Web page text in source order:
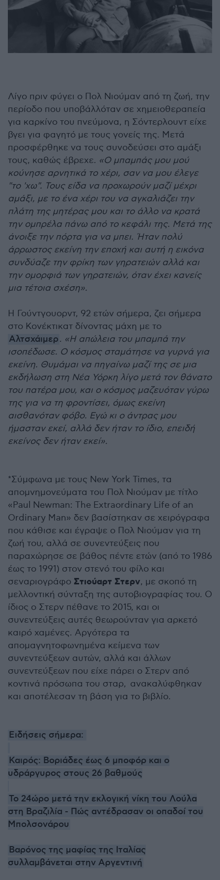
Λίγο πριν φύγει ο Πολ Νιούμαν από τη ζωή, την
περίοδο που υποβάλλόταν σε χημειοθεραπεία
για καρκίνο του πνεύμονα, η Σόντερλουντ είχε
βγει για φαγητό με τους γονείς της. Μετά
προσφέρθηκε να τους συνοδεύσει στο αμάξι
τους, καθώς έβρεχε. «Ο μπαμπάς μου μού
κούνησε αρνητικά το χέρι, σαν να μου έλεγε
"το 'χω". Τους είδα να προχωρούν μαζί μέχρι
αμάξι, με το ένα χέρι του να αγκαλιάζει την
πλάτη της μητέρας μου και το άλλο να κρατά
την ομπρέλα πάνω από το κεφάλι της. Μετά της
άνοιξε την πόρτα για να μπει. Ήταν πολύ
άρρωστος εκείνη την εποχή και αυτή η εικόνα
συνδύαζε την φρίκη των γηρατειών αλλά και
την ομορφιά των γηρατειών, όταν έχει κανείς
μια τέτοια σχέση».
Η Γούντγουορντ, 92 ετών σήμερα, ζει σήμερα
στο Κονέκτικατ δίνοντας μάχη με το
Αλτσχάιμερ. «Η απώλεια του μπαμπά την
ισοπέδωσε. Ο κόσμος σταμάτησε να γυρνά για
εκείνη. Θυμάμαι να πηγαίνω μαζί της σε μια
εκδήλωση στη Νέα Υόρκη λίγο μετά τον θάνατο
του πατέρα μου, και ο κόσμος μαζευόταν γύρω
της για να τη φροντίσει, όμως εκείνη
αισθανόταν φόβο. Εγώ κι ο άντρας μου
ήμασταν εκεί, αλλά δεν ήταν το ίδιο, επειδή
εκείνος δεν ήταν εκεί».
*Σύμφωνα με τους New York Times, τα
απομνημονεύματα του Πολ Νιούμαν με τίτλο
«Paul Newman: The Extraordinary Life of an
Ordinary Man» δεν βασίστηκαν σε χειρόγραφα
που κάθισε και έγραψε ο Πολ Νιούμαν για τη
ζωή του, αλλά σε συνεντεύξεις που
παραχώρησε σε βάθος πέντε ετών (από το 1986
έως το 1991) στον στενό του φίλο και
σεναριογράφο Στιούαρτ Στερν, με σκοπό τη
μελλοντική σύνταξη της αυτοβιογραφίας του. Ο
ίδιος ο Στερν πέθανε το 2015, και οι
συνεντεύξεις αυτές θεωρούνταν για αρκετό
καιρό χαμένες. Αργότερα τα
απομαγνητοφωνημένα κείμενα των
συνεντεύξεων αυτών, αλλά και άλλων
συνεντεύξεων που είχε πάρει ο Στερν από
κοντινά πρόσωπα του σταρ, ανακαλύφθηκαν
και αποτέλεσαν τη βάση για το βιβλίο.
Ειδήσεις σήμερα:
Καιρός: Βοριάδες έως 6 μποφόρ και ο
υδράργυρος στους 26 βαθμούς
Το 24ώρο μετά την εκλογική νίκη του Λούλα
στη Βραζιλία - Πώς αντέδρασαν οι οπαδοί του
Μπολσονάρου
Βαρόνος της μαφίας της Ιταλίας
συλλαμβάνεται στην Αργεντινή